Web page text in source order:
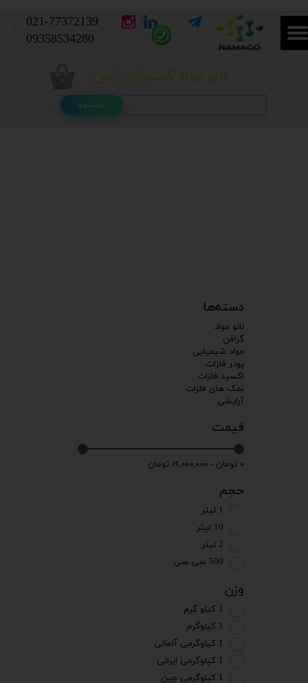
نانو مواد گستران پارس
021-77372139​​​​​​​
​​​​​​​09358534280
جستجو
دسته‌ها
نانو مواد
گرافن
مواد شیمیایی
پودر فلزات
اکسید فلزات
نمک های فلزات
آرایشی
قیمت
۰ تومان - ۱۹,۰۰۰,۰۰۰ تومان
حجم
1 لیتر
10 لیتر
2 لیتر
500 سی سی
وزن
1 کیلو گرم
1 کیلوگرم
1 کیلوگرمی آلمانی
1 کیلوگرمی ایرانی
1 کیلوگرمی چین